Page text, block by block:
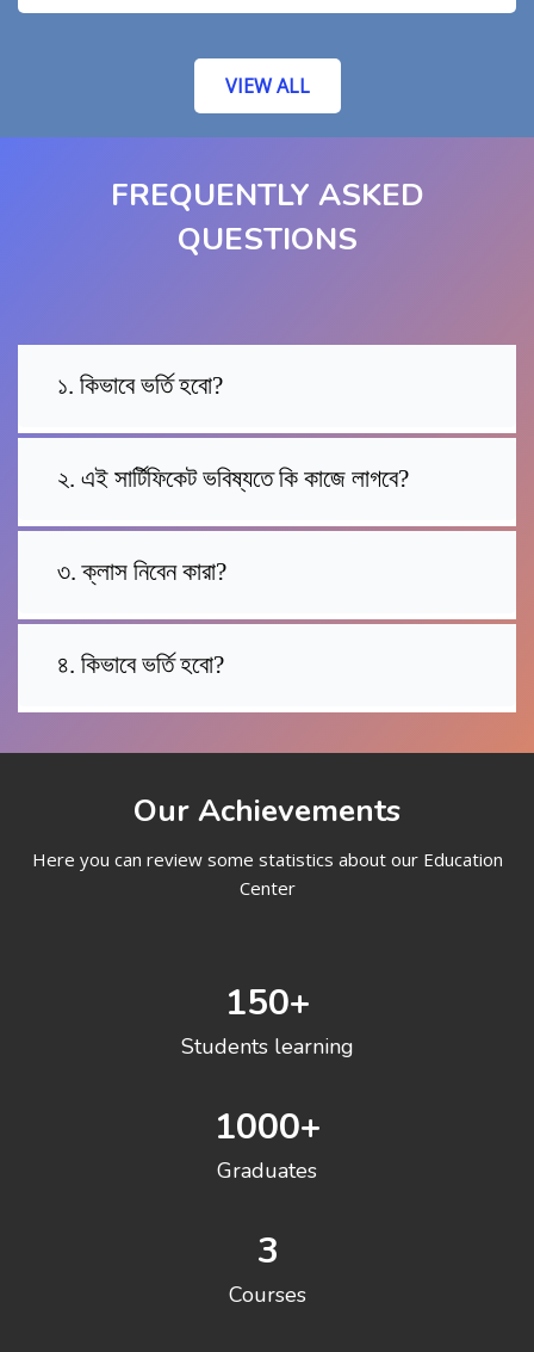
VIEW ALL
FREQUENTLY ASKED
QUESTIONS
১. কিভাবে ভর্তি হবো?
২. এই সার্টিফিকেট ভবিষ্যতে কি কাজে লাগবে?
৩. ক্লাস নিবেন কারা?
৪. কিভাবে ভর্তি হবো?
Our Achievements
Here you can review some statistics about our Education
Center
150+
Students learning
1000+
Graduates
3
Courses